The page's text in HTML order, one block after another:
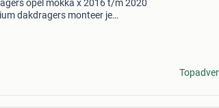
opel mokka x 2016 t/m 2020
dakdragers monteer je